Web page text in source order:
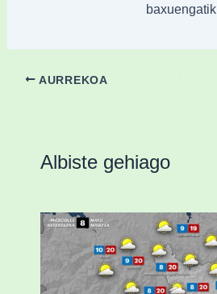
baxuengatik
AURREKOA
Albiste gehiago